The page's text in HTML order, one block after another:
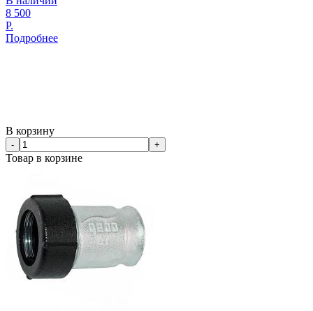
8 500
Р.
Подробнее
В корзину
- +
Товар в корзине